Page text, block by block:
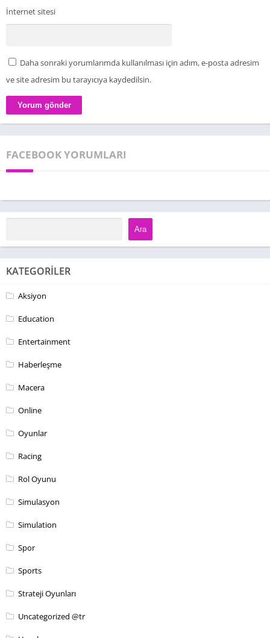
İnternet sitesi
Daha sonraki yorumlarımda kullanılması için adım, e-posta adresim
ve site adresim bu tarayıcıya kaydedilsin.
FACEBOOK YORUMLARI
Ara
KATEGORILER
Aksiyon
Education
Entertainment
Haberleşme
Macera
Online
Oyunlar
Racing
Rol Oyunu
Simulasyon
Simulation
Spor
Sports
Strateji Oyunları
Uncategorized @tr